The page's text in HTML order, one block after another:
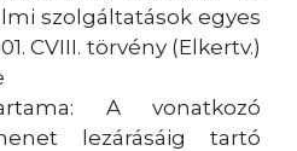
szolgáltatások egyes
CVIII. törvény (Elkertv.)
A vonatkozó
lezárásáig tartó